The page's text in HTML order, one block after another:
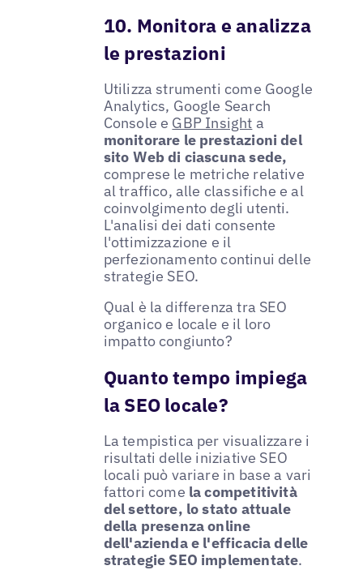
10. Monitora e analizza
le prestazioni
Utilizza strumenti come Google
Analytics, Google Search
Console e GBP Insight a
monitorare le prestazioni del
sito Web di ciascuna sede,
comprese le metriche relative
al traffico, alle classifiche e al
coinvolgimento degli utenti.
L'analisi dei dati consente
l'ottimizzazione e il
perfezionamento continui delle
strategie SEO.
Qual è la differenza tra SEO
organico e locale e il loro
impatto congiunto?
Quanto tempo impiega
la SEO locale?
La tempistica per visualizzare i
risultati delle iniziative SEO
locali può variare in base a vari
fattori come la competitività
del settore, lo stato attuale
della presenza online
dell'azienda e l'efficacia delle
strategie SEO implementate.